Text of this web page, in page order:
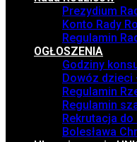
Prezydium
Konto Rady
Regulamin
OGŁOSZENIA
Godziny
Dowóz dzieci
Regulamin
Regulamin
Rekrutacja
Bolesława